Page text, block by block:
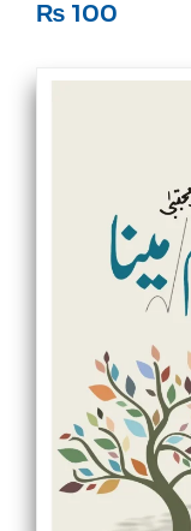
₨ 100